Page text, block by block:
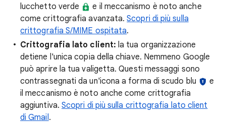
lucchetto verde
e il meccanismo è noto anche
come crittografia avanzata.Scopri di più sulla
crittografia S/MIME ospitata.
Crittografia lato client: la tua organizzazione
detiene l'unica copia della chiave. Nemmeno Google
può aprire la tua valigetta. Questi messaggi sono
contrassegnati da un'icona a forma di scudo blu
e
il meccanismo è noto anche come crittografia
aggiuntiva. Scopri di più sulla crittografia lato client
di Gmail.